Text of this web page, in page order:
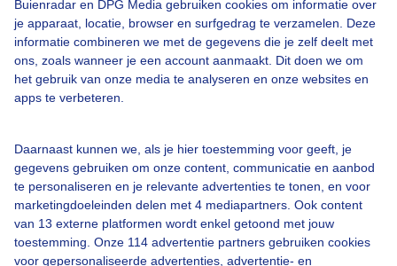
Buienradar en DPG Media gebruiken cookies om informatie over
je apparaat, locatie, browser en surfgedrag te verzamelen. Deze
informatie combineren we met de gegevens die je zelf deelt met
ons, zoals wanneer je een account aanmaakt. Dit doen we om
het gebruik van onze media te analyseren en onze websites en
apps te verbeteren.
Daarnaast kunnen we, als je hier toestemming voor geeft, je
gegevens gebruiken om onze content, communicatie en aanbod
te personaliseren en je relevante advertenties te tonen, en voor
marketingdoeleinden delen met 4 mediapartners. Ook content
van 13 externe platformen wordt enkel getoond met jouw
toestemming. Onze 114 advertentie partners gebruiken cookies
voor gepersonaliseerde advertenties, advertentie- en
Veelgestelde vragen
Contact
Toegankelijkheid
Buienradar Team
Privacy beleid
Cookie beleid
Privacy instellingen